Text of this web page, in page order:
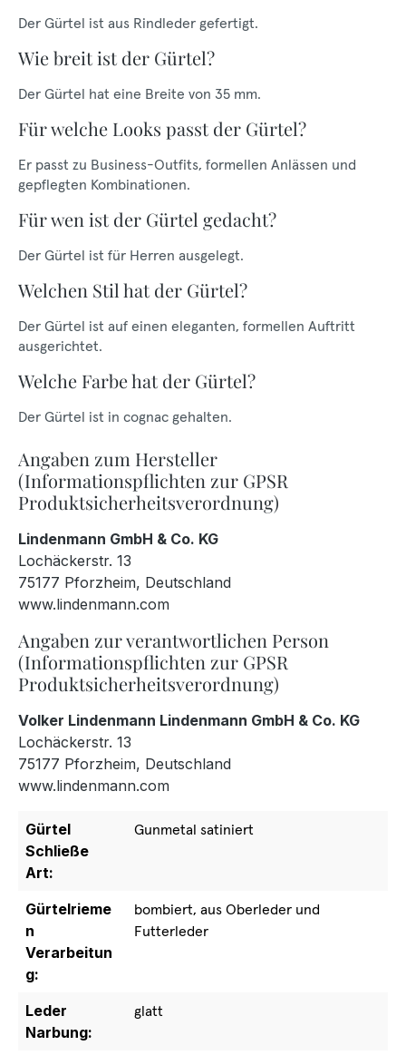
Der Gürtel ist aus Rindleder gefertigt.
Wie breit ist der Gürtel?
Der Gürtel hat eine Breite von 35 mm.
Für welche Looks passt der Gürtel?
Er passt zu Business-Outfits, formellen Anlässen und
gepflegten Kombinationen.
Für wen ist der Gürtel gedacht?
Der Gürtel ist für Herren ausgelegt.
Welchen Stil hat der Gürtel?
Der Gürtel ist auf einen eleganten, formellen Auftritt
ausgerichtet.
Welche Farbe hat der Gürtel?
Der Gürtel ist in cognac gehalten.
Angaben zum Hersteller
(Informationspflichten zur GPSR
Produktsicherheitsverordnung)
Lindenmann GmbH & Co. KG
Lochäckerstr. 13
75177 Pforzheim, Deutschland
www.lindenmann.com
Angaben zur verantwortlichen Person
(Informationspflichten zur GPSR
Produktsicherheitsverordnung)
Volker Lindenmann Lindenmann GmbH & Co. KG
Lochäckerstr. 13
75177 Pforzheim, Deutschland
www.lindenmann.com
Gürtel
Schließe
Art:
Gunmetal satiniert
Gürtelrieme
n
Verarbeitun
g:
bombiert, aus Oberleder und
Futterleder
Leder
Narbung:
glatt